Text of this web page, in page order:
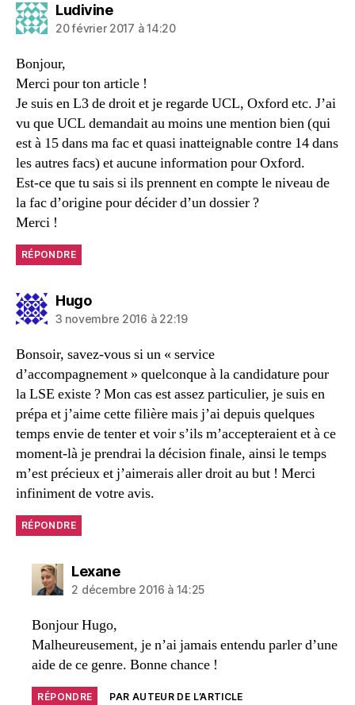
Ludivinedit :
20 février 2017 à 14:20
Bonjour,
Merci pour ton article !
Je suis en L3 de droit et je regarde UCL, Oxford etc. J’ai
vu que UCL demandait au moins une mention bien (qui
est à 15 dans ma fac et quasi inatteignable contre 14 dans
les autres facs) et aucune information pour Oxford.
Est-ce que tu sais si ils prennent en compte le niveau de
la fac d’origine pour décider d’un dossier ?
Merci !
RÉPONDRE
Hugodit :
3 novembre 2016 à 22:19
Bonsoir, savez-vous si un « service
d’accompagnement » quelconque à la candidature pour
la LSE existe ? Mon cas est assez particulier, je suis en
prépa et j’aime cette filière mais j’ai depuis quelques
temps envie de tenter et voir s’ils m’accepteraient et à ce
moment-là je prendrai la décision finale, ainsi le temps
m’est précieux et j’aimerais aller droit au but ! Merci
infiniment de votre avis.
RÉPONDRE
Lexanedit :
2 décembre 2016 à 14:25
Bonjour Hugo,
Malheureusement, je n’ai jamais entendu parler d’une
aide de ce genre. Bonne chance !
RÉPONDRE PAR AUTEUR DE L’ARTICLE